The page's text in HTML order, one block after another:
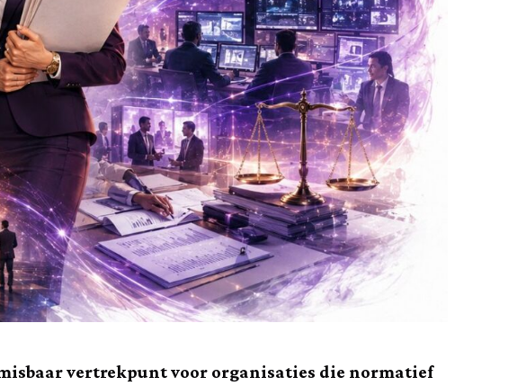
vertrekpunt voor organisaties die normatief